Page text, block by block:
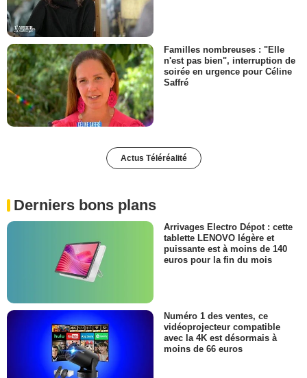
Familles nombreuses : "Elle
n'est pas bien", interruption de
soirée en urgence pour Céline
Saffré
Actus Téléréalité
Derniers bons plans
Arrivages Electro Dépot : cette
tablette LENOVO légère et
puissante est à moins de 140
euros pour la fin du mois
Numéro 1 des ventes, ce
vidéoprojecteur compatible
avec la 4K est désormais à
moins de 66 euros